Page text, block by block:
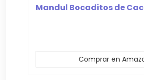
Mandul Bocaditos de
Comprar en